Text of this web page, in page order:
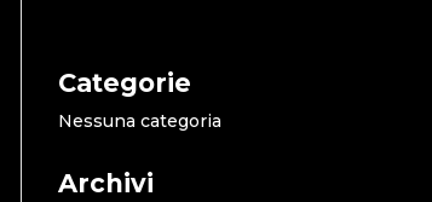
Categorie
Nessuna categoria
Archivi